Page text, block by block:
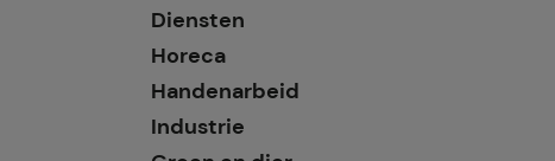
Diensten
Horeca
Handenarbeid
Industrie